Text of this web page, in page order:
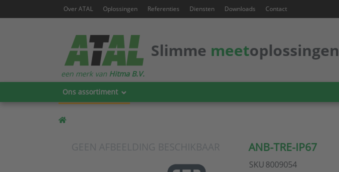
Over ATAL Oplossingen Referenties Diensten Downloads Contact
Slimme meetoplossingen
Ons assortiment
een merk van Hitma B.V.
ANB-TRE-IP67
SKU 8009054